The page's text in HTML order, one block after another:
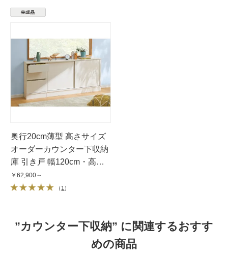
奥行20cm薄型 高さサイズ
オーダーカウンター下収納
庫 引き戸 幅120cm・高さ
60〜103cm
￥62,900～
（1）
”カウンター下収納” に関連するおすす
めの商品